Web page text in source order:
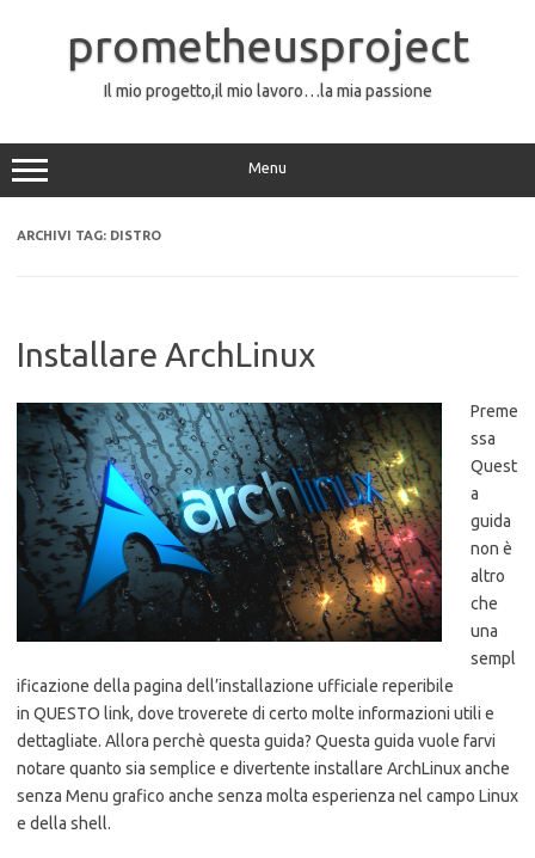
contenutoprometheusproject
Il mio progetto,il mio lavoro…la mia passione
Menu
ARCHIVI TAG: DISTRO
Installare ArchLinux
Preme
ssa
Quest
a
guida
non è
altro
che
una
sempl
ificazione della pagina dell’installazione ufficiale reperibile
in QUESTO link, dove troverete di certo molte informazioni utili e
dettagliate. Allora perchè questa guida? Questa guida vuole farvi
notare quanto sia semplice e divertente installare ArchLinux anche
senza Menu grafico anche senza molta esperienza nel campo Linux
e della shell.